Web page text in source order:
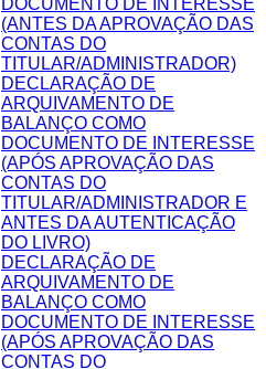
DOCUMENTO DE INTERESSE
(ANTES DA APROVAÇÃO DAS
CONTAS DO
TITULAR/ADMINISTRADOR)
DECLARAÇÃO DE
ARQUIVAMENTO DE
BALANÇO COMO
DOCUMENTO DE INTERESSE
(APÓS APROVAÇÃO DAS
CONTAS DO
TITULAR/ADMINISTRADOR E
ANTES DA AUTENTICAÇÃO
DO LIVRO)
DECLARAÇÃO DE
ARQUIVAMENTO DE
BALANÇO COMO
DOCUMENTO DE INTERESSE
(APÓS APROVAÇÃO DAS
CONTAS DO